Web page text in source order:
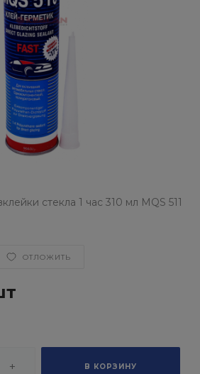
стекла 1 час 310 мл MQS 511
ОТЛОЖИТЬ
+ В КОРЗИНУ